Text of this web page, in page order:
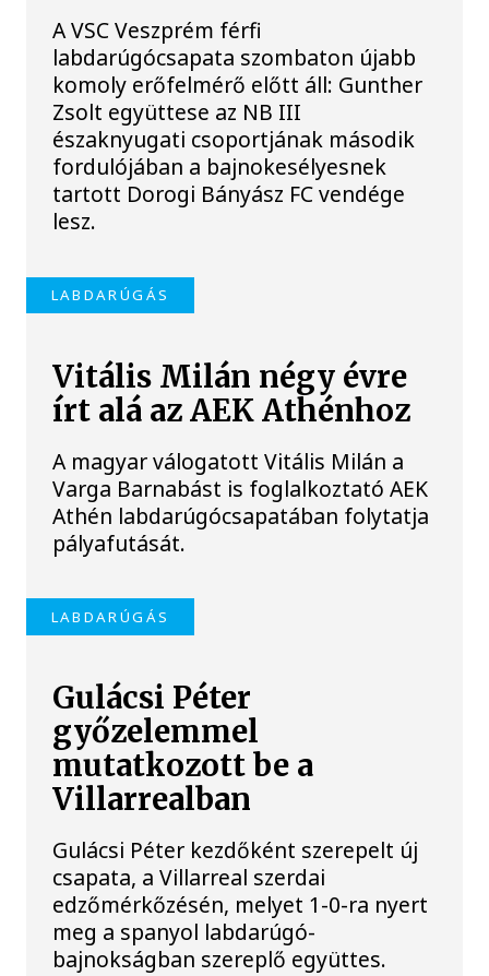
A VSC Veszprém férfi
labdarúgócsapata szombaton újabb
komoly erőfelmérő előtt áll: Gunther
Zsolt együttese az NB III
északnyugati csoportjának második
fordulójában a bajnokesélyesnek
tartott Dorogi Bányász FC vendége
lesz.
LABDARÚGÁS
Vitális Milán négy évre
írt alá az AEK Athénhoz
A magyar válogatott Vitális Milán a
Varga Barnabást is foglalkoztató AEK
Athén labdarúgócsapatában folytatja
pályafutását.
LABDARÚGÁS
Gulácsi Péter
győzelemmel
mutatkozott be a
Villarrealban
Gulácsi Péter kezdőként szerepelt új
csapata, a Villarreal szerdai
edzőmérkőzésén, melyet 1-0-ra nyert
meg a spanyol labdarúgó-
bajnokságban szereplő együttes.